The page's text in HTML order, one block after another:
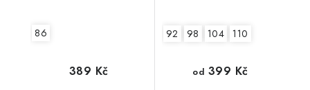
86
389 Kč
92 98 104 110
od 399 Kč